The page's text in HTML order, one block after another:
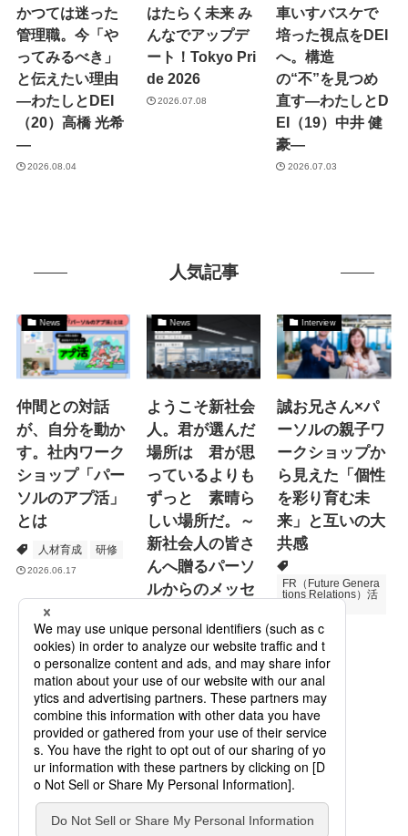
かつては迷った
管理職。今「や
ってみるべき」
と伝えたい理由
―わたしとDEI
（20）高橋 光希
―
2026.08.04
はたらく未来 み
んなでアップデ
ート！Tokyo Pri
de 2026
2026.07.08
車いすバスケで
培った視点をDEI
へ。構造
の“不”を見つめ
直す―わたしとD
EI（19）中井 健
豪―
2026.07.03
人気記事
News
仲間との対話
が、自分を動か
す。社内ワーク
ショップ「パー
ソルのアプ活」
とは
人材育成 研修
2026.06.17
News
ようこそ新社会
人。君が選んだ
場所は 君が思
っているよりも
ずっと 素晴ら
しい場所だ。～
新社会人の皆さ
んへ贈るパーソ
ルからのメッセ
Specialized Servic
es
プロモーション
Interview
誠お兄さん×パ
ーソルの親子ワ
ークショップか
ら見えた「個性
を彩り育む未
来」と互いの大
共感
FR（Future Genera
tions Relations）活
次世代育成
2026.06.16